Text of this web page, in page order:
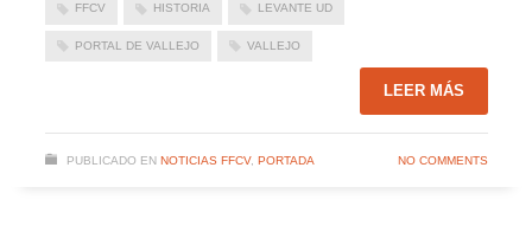
FFCV HISTORIA LEVANTE UD
PORTAL DE VALLEJO VALLEJO
LEER MÁS
PUBLICADO EN NOTICIAS FFCV, PORTADA NO COMMENTS